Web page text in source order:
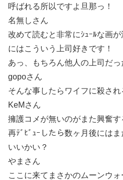
呼ばれる所以ですよ旦那っ！
名無しさん
改めて読むと非常にｼｭｰﾙな画
にはこういう上司好きです！
あっ、もちろん他人の上司だ
gopoさん
そんな事したらワイフに殺さ
KeMさん
擁護コメが無いのがまた興奮
再ﾃﾞﾋﾞｭｰしたら数ヶ月後には
いいかい？
やまさん
ここに来てまさかのムーンウ